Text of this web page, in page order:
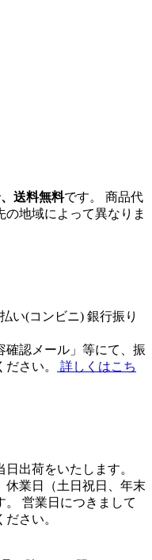
送料無料です。 商品代
地域によって異なりま
い(コンビニ) 銀行振り
確認メール」等にて、振
さい。
詳しくはこち
出荷をいたします。
休業日（土日祝日、年末
。 営業日につきまして
さい。